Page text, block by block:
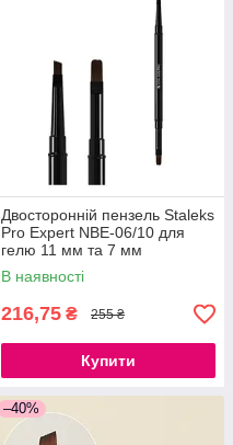
Двосторонній пензель Staleks
Pro Expert NBE-06/10 для
гелю 11 мм та 7 мм
В наявності
216,75 ₴ 255 ₴
Купити
–40%